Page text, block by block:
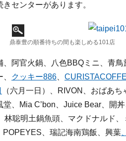
センターがあります。
鼎泰豊の順番待ちの間も楽しめる101店
、阿官火鍋、八色BBQミニ、青
クッキー886
（六月一日）、RIVON、おばあ
、Mia C’bon、Juice Bear、開
林聡明土鍋魚頭、マクドナルド
POPEYES、瑞記海南鶏飯、興葉